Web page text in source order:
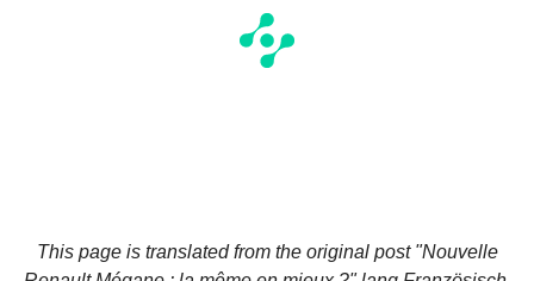
This page is translated from the original post "Nouvelle